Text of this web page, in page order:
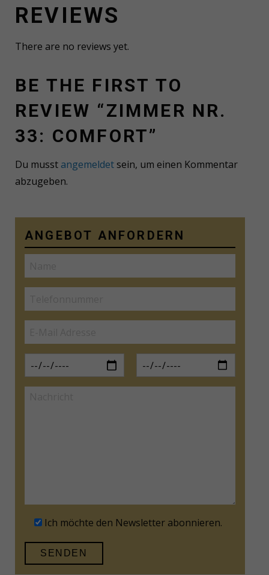
REVIEWS
There are no reviews yet.
BE THE FIRST TO
REVIEW “ZIMMER NR.
33: COMFORT”
Du musst angemeldet sein, um einen Kommentar
abzugeben.
ANGEBOT ANFORDERN
Ich möchte den Newsletter abonnieren.